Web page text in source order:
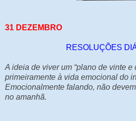
31 DEZEMBRO
RESOLUÇÕES
A ideia de viver um “plano de vinte e
primeiramente à vida emocional do
Emocionalmente falando, não
no amanhã.